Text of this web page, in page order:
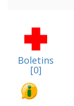
Boletins
[0]